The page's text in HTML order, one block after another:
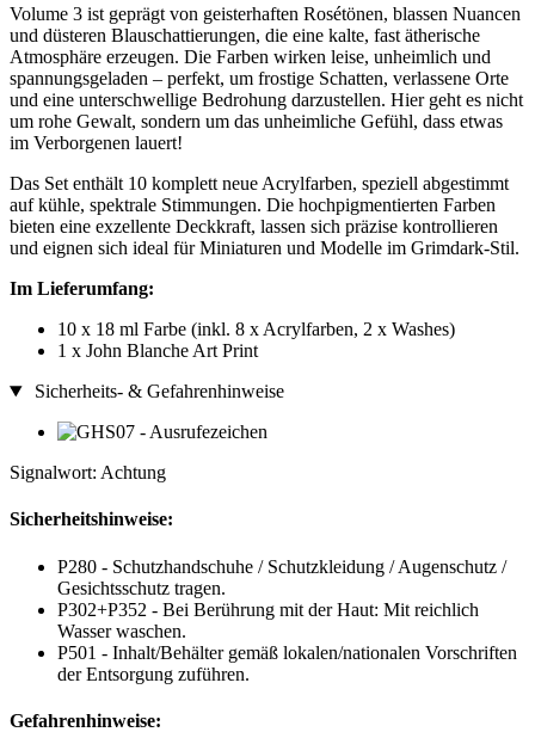
Volume 3 ist geprägt von geisterhaften Rosétönen, blassen Nuancen
und düsteren Blauschattierungen, die eine kalte, fast ätherische
Atmosphäre erzeugen. Die Farben wirken leise, unheimlich und
spannungsgeladen – perfekt, um frostige Schatten, verlassene Orte
und eine unterschwellige Bedrohung darzustellen. Hier geht es nicht
um rohe Gewalt, sondern um das unheimliche Gefühl, dass etwas
im Verborgenen lauert!
Das Set enthält 10 komplett neue Acrylfarben, speziell abgestimmt
auf kühle, spektrale Stimmungen. Die hochpigmentierten Farben
bieten eine exzellente Deckkraft, lassen sich präzise kontrollieren
und eignen sich ideal für Miniaturen und Modelle im Grimdark-Stil.
Im Lieferumfang:
10 x 18 ml Farbe (inkl. 8 x Acrylfarben, 2 x Washes)
1 x John Blanche Art Print
Sicherheits- & Gefahrenhinweise
Signalwort: Achtung
Sicherheitshinweise:
P280 - Schutzhandschuhe / Schutzkleidung / Augenschutz /
Gesichtsschutz tragen.
P302+P352 - Bei Berührung mit der Haut: Mit reichlich
Wasser waschen.
P501 - Inhalt/Behälter gemäß lokalen/nationalen Vorschriften
der Entsorgung zuführen.
Gefahrenhinweise: